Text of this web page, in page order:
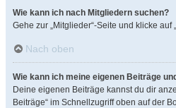
Wie kann ich nach Mitgliedern suchen?
Gehe zur „Mitglieder“-Seite und klicke auf
Nach oben
Wie kann ich meine eigenen Beiträge
Deine eigenen Beiträge kannst du dir
Beiträge“ im Schnellzugriff oben auf der